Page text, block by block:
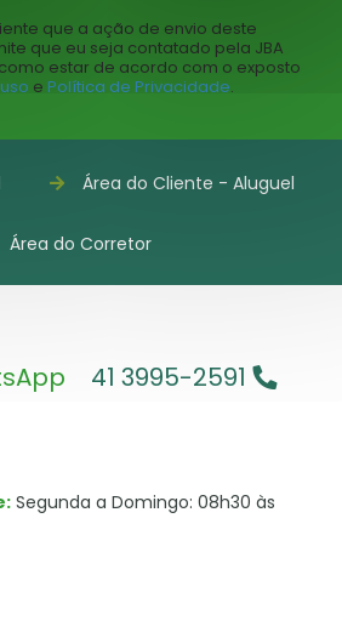
que a ação de envio deste
que eu seja contatado pela JBA
estar de acordo com o exposto
e Política de Privacidade.
Área do Cliente - Aluguel
Área do Corretor
41 3995-2591
Segunda a Domingo: 08h30 às